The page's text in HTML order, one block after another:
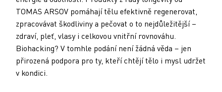
TOMAS ARSOV pomáhají tělu efektivně regenerovat,
zpracovávat škodliviny a pečovat o to nejdůležitější –
zdraví, pleť, vlasy i celkovou vnitřní rovnováhu.
Biohacking? V tomhle podání není žádná věda – jen
přirozená podpora pro ty, kteří chtějí tělo i mysl udržet
v kondici.